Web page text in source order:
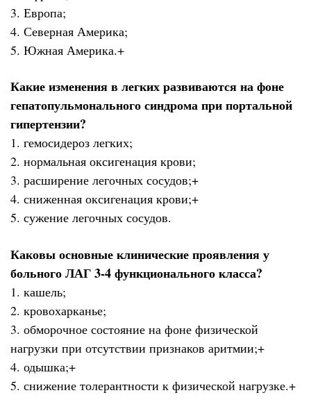
3. Европа;
4. Северная Америка;
5. Южная Америка.+
Какие изменения в легких развиваются на фоне
гепатопульмонального синдрома при портальной
гипертензии?
1. гемосидероз легких;
2. нормальная оксигенация крови;
3. расширение легочных сосудов;+
4. сниженная оксигенация крови;+
5. сужение легочных сосудов.
Каковы основные клинические проявления у
больного ЛАГ 3-4 функционального класса?
1. кашель;
2. кровохарканье;
3. обморочное состояние на фоне физической
нагрузки при отсутствии признаков аритмии;+
4. одышка;+
5. снижение толерантности к физической нагрузке.+